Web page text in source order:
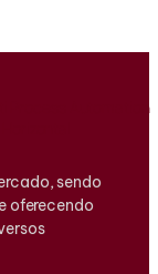
sendo
oferecendo